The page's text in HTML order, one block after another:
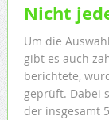
Nicht
Um die
gibt es auch
berichtete,
geprüft. Dabei
der insgesamt